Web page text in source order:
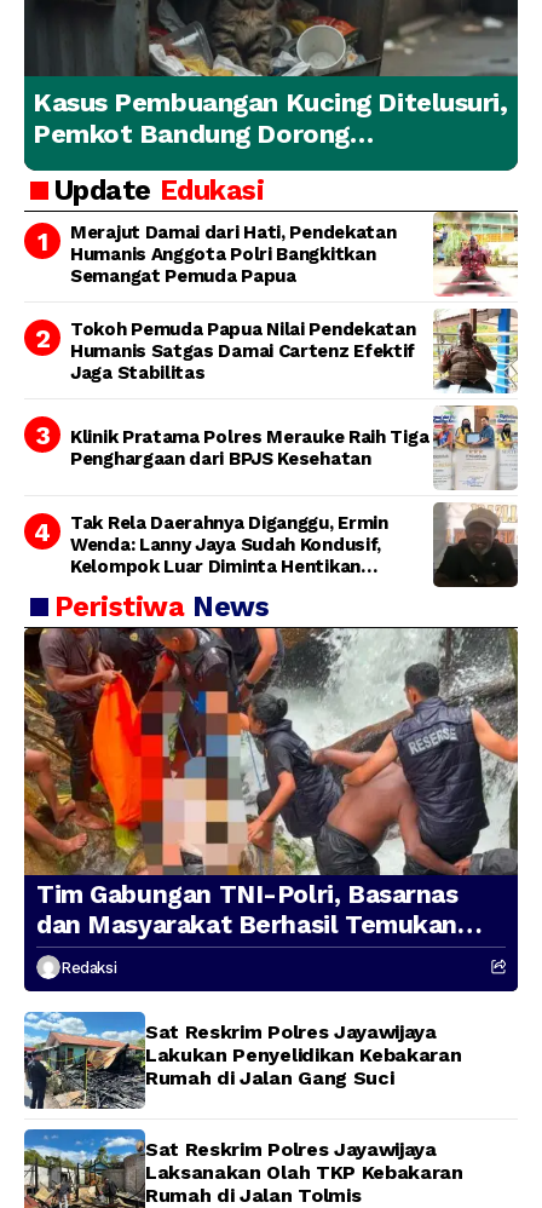
Kasus Pembuangan Kucing Ditelusuri,
Pemkot Bandung Dorong
Penanganan Hewan yang
Bertanggung Jawab
Update Edukasi
Merajut Damai dari Hati, Pendekatan
Humanis Anggota Polri Bangkitkan
Semangat Pemuda Papua
Tokoh Pemuda Papua Nilai Pendekatan
Humanis Satgas Damai Cartenz Efektif
Jaga Stabilitas
Klinik Pratama Polres Merauke Raih Tiga
Penghargaan dari BPJS Kesehatan
Tak Rela Daerahnya Diganggu, Ermin
Wenda: Lanny Jaya Sudah Kondusif,
Kelompok Luar Diminta Hentikan
Peristiwa News
Tim Gabungan TNI-Polri, Basarnas
dan Masyarakat Berhasil Temukan
Presenter TVRI Papua Barat yang
Hilang di Sungai Memti
Redaksi
Sat Reskrim Polres Jayawijaya
Lakukan Penyelidikan Kebakaran
Rumah di Jalan Gang Suci
Sat Reskrim Polres Jayawijaya
Laksanakan Olah TKP Kebakaran
Rumah di Jalan Tolmis